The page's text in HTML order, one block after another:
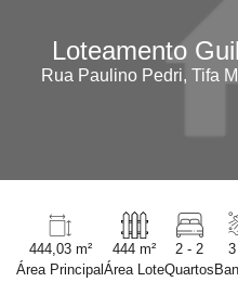
Loteamento
Rua Paulino Pedri, Tifa
444,03 m²
Área Principal
444 m²
Área Lote
2 - 2
Quartos